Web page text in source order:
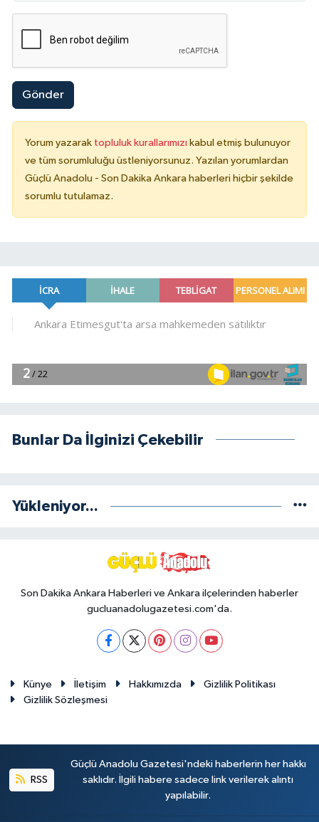
Gönder
Yorum yazarak topluluk kurallarımızı kabul etmiş bulunuyor
ve tüm sorumluluğu üstleniyorsunuz. Yazılan yorumlardan
Güçlü Anadolu - Son Dakika Ankara haberleri hiçbir şekilde
sorumlu tutulamaz.
Bunlar Da İlginizi Çekebilir
Yükleniyor...
Son Dakika Ankara Haberleri ve Ankara ilçelerinden haberler
gucluanadolugazetesi.com'da.
Künye İletişim Hakkımızda
Gizlilik Politikası
Gizlilik Sözleşmesi
RSS
Güçlü Anadolu Gazetesi'ndeki haberlerin her hakkı
saklıdır. İlgili habere sadece link verilerek alıntı
yapılabilir.